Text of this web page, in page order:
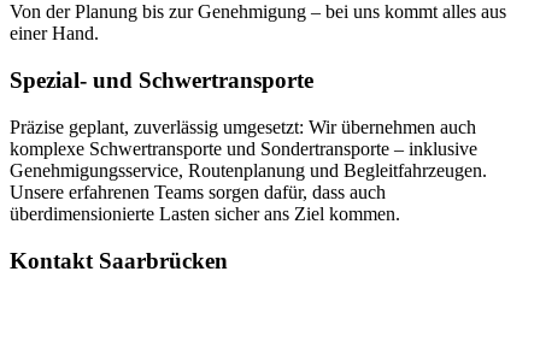
Von der Planung bis zur Genehmigung – bei uns kommt alles aus
einer Hand.
Spezial- und Schwer­transporte
Präzise geplant, zuverlässig umgesetzt: Wir übernehmen auch
komplexe Schwertransporte und Sondertransporte – inklusive
Genehmigungsservice, Routenplanung und Begleitfahrzeugen.
Unsere erfahrenen Teams sorgen dafür, dass auch
überdimensionierte Lasten sicher ans Ziel kommen.
Kontakt Saarbrücken